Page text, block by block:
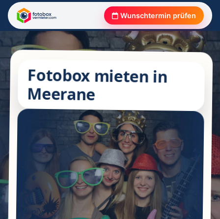
Wunschtermin prüfen
Fotobox mieten in
Meerane